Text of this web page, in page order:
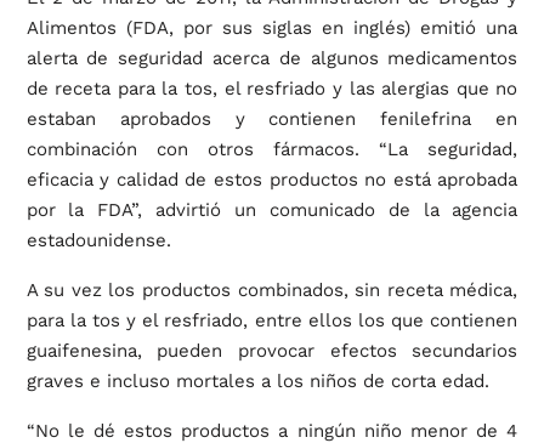
Alimentos (FDA, por sus siglas en inglés) emitió una
alerta de seguridad acerca de algunos medicamentos
de receta para la tos, el resfriado y las alergias que no
estaban aprobados y contienen fenilefrina en
combinación con otros fármacos. “La seguridad,
eficacia y calidad de estos productos no está aprobada
por la FDA”, advirtió un comunicado de la agencia
estadounidense.
A su vez los productos combinados, sin receta médica,
para la tos y el resfriado, entre ellos los que contienen
guaifenesina, pueden provocar efectos secundarios
graves e incluso mortales a los niños de corta edad.
“No le dé estos productos a ningún niño menor de 4